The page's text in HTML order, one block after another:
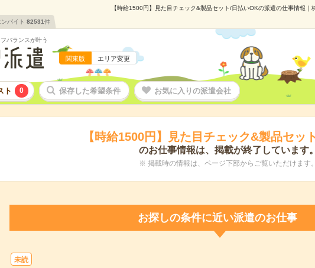
【時給1500円】見た目チェック&製品セット/日払いOKの派遣の仕事情報
ンバイト 82531件
バランスが叶う
関東版 エリア変更
ト 0 保存した希望条件 お気に入りの派遣会社
【時給1500円】見た目チェック&製品セッ
のお仕事情報は、掲載が終了しています。
※ 掲載時の情報は、ページ下部からご覧いただけます。
お探しの条件に近い派遣のお仕事
未読